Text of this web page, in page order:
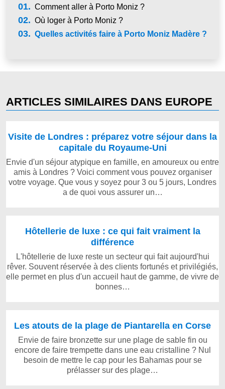
01. Comment aller à Porto Moniz ?
02. Où loger à Porto Moniz ?
03. Quelles activités faire à Porto Moniz Madère ?
ARTICLES SIMILAIRES DANS EUROPE
Visite de Londres : préparez votre séjour dans la
capitale du Royaume-Uni
Envie d'un séjour atypique en famille, en amoureux ou entre
amis à Londres ? Voici comment vous pouvez organiser
votre voyage. Que vous y soyez pour 3 ou 5 jours, Londres
a de quoi vous assurer un…
Hôtellerie de luxe : ce qui fait vraiment la
différence
L'hôtellerie de luxe reste un secteur qui fait aujourd'hui
rêver. Souvent réservée à des clients fortunés et privilégiés,
elle permet en plus d'un accueil haut de gamme, de vivre de
bonnes…
Les atouts de la plage de Piantarella en Corse
Envie de faire bronzette sur une plage de sable fin ou
encore de faire trempette dans une eau cristalline ? Nul
besoin de mettre le cap pour les Bahamas pour se
prélasser sur des plage…